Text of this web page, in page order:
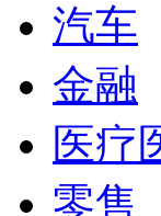
汽车
金融
医疗
零售